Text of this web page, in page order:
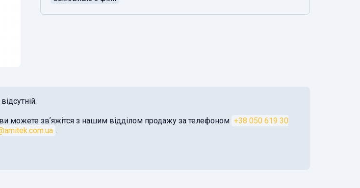
можете звʼяжітся з нашим відділом продажу за телефоном +38 050 619 30
.